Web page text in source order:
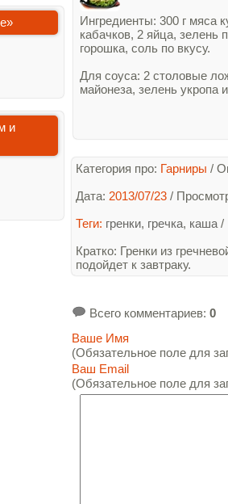
Ингредиенты: 300 г мяса
кабачков, 2 яйца, зелень
горошка, соль по вкусу.
Для соуса: 2 столовые
майонеза, зелень укропа
Категория про: Гарниры /
Дата: 2013/07/23 /
Теги: гренки, гречка, каша /
Кратко: Гренки из
подойдет к завтраку.
Всего комментариев: 0
Ваше Имя
(Обязательное поле для
Ваш Email
(Обязательное поле для
и